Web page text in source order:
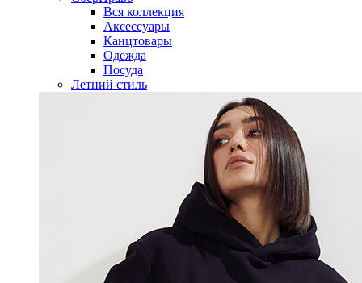
Вся коллекция
Аксессуары
Канцтовары
Одежда
Посуда
Летний стиль